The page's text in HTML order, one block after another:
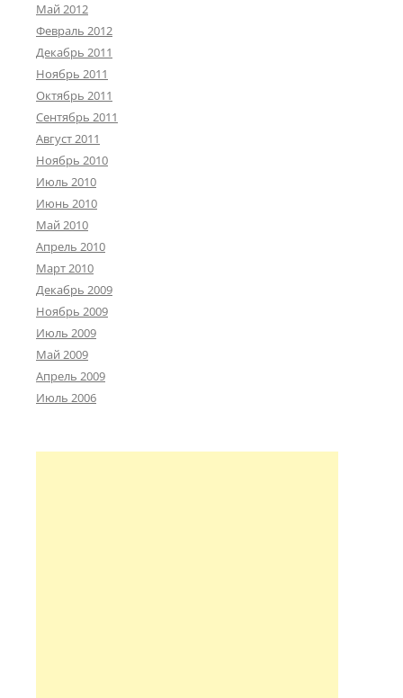
Май 2012
Февраль 2012
Декабрь 2011
Ноябрь 2011
Октябрь 2011
Сентябрь 2011
Август 2011
Ноябрь 2010
Июль 2010
Июнь 2010
Май 2010
Апрель 2010
Март 2010
Декабрь 2009
Ноябрь 2009
Июль 2009
Май 2009
Апрель 2009
Июль 2006